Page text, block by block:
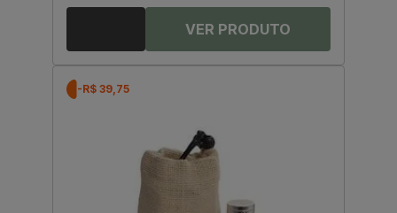
-R$ 39,75